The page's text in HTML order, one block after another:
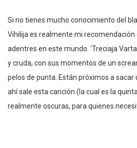
Si no tienes mucho conocimiento del
Vihilija es realmente mi recomendación
adentres en este mundo. ‘Treciaja
y cruda, con sus momentos de un
pelos de punta. Están próximos a sacar
ahí sale esta canción (la cual es la
realmente oscuras, para quienes